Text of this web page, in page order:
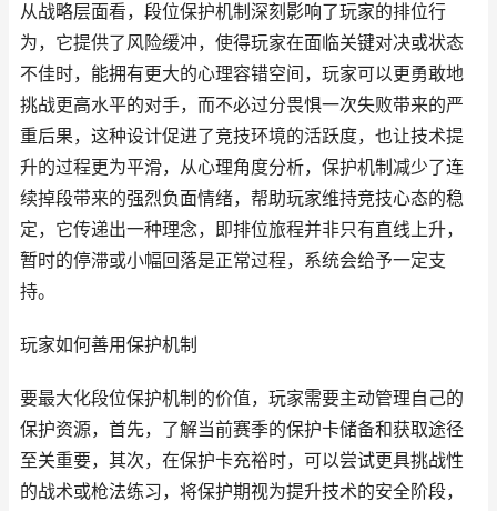
从战略层面看，段位保护机制深刻影响了玩家的排位行
为，它提供了风险缓冲，使得玩家在面临关键对决或状态
不佳时，能拥有更大的心理容错空间，玩家可以更勇敢地
挑战更高水平的对手，而不必过分畏惧一次失败带来的严
重后果，这种设计促进了竞技环境的活跃度，也让技术提
升的过程更为平滑，从心理角度分析，保护机制减少了连
续掉段带来的强烈负面情绪，帮助玩家维持竞技心态的稳
定，它传递出一种理念，即排位旅程并非只有直线上升，
暂时的停滞或小幅回落是正常过程，系统会给予一定支
持。
玩家如何善用保护机制
要最大化段位保护机制的价值，玩家需要主动管理自己的
保护资源，首先，了解当前赛季的保护卡储备和获取途径
至关重要，其次，在保护卡充裕时，可以尝试更具挑战性
的战术或枪法练习，将保护期视为提升技术的安全阶段，